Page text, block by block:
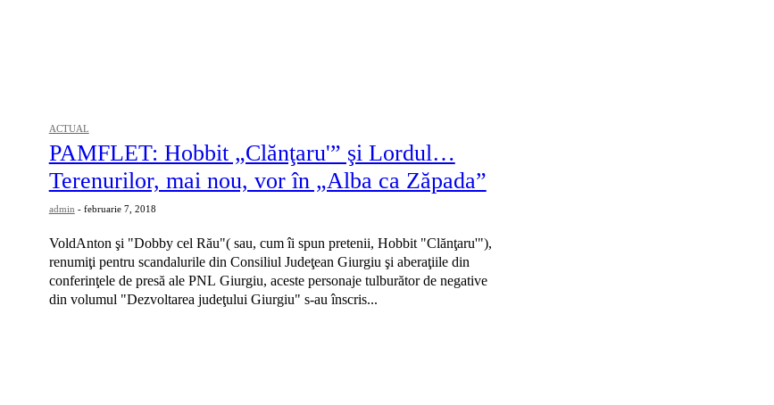
ACTUAL
PAMFLET: Hobbit „Clănţaru'” şi Lordul…
Terenurilor, mai nou, vor în „Alba ca Zăpada”
admin - februarie 7, 2018
VoldAnton şi "Dobby cel Rău"( sau, cum îi spun pretenii, Hobbit "Clănţaru'"),
renumiţi pentru scandalurile din Consiliul Judeţean Giurgiu şi aberaţiile din
conferinţele de presă ale PNL Giurgiu, aceste personaje tulburător de negative
din volumul "Dezvoltarea judeţului Giurgiu" s-au înscris...